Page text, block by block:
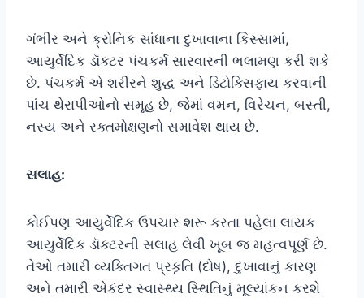
ગંભીર અને ક્રોનિક સાંધાના દુખાવાના કિસ્સામાં,
આયુર્વેદિક ડૉક્ટર પંચકર્મ સારવારની ભલામણ કરી શકે
છે. પંચકર્મ એ શરીરને શુદ્ધ અને ડિટોક્સિફાય કરવાની
પાંચ થેરાપીઓનો સમૂહ છે, જેમાં વમન, વિરેચન, બસ્તી,
નસ્ય અને રક્તમોક્ષણનો સમાવેશ થાય છે.
સલાહ:
કોઈપણ આયુર્વેદિક ઉપચાર શરૂ કરતા પહેલા લાયક
આયુર્વેદિક ડૉક્ટરની સલાહ લેવી ખૂબ જ મહત્વપૂર્ણ છે.
તેઓ તમારી વ્યક્તિગત પ્રકૃતિ (દોષ), દુખાવાનું કારણ
અને તમારી એકંદર સ્વાસ્થ્ય સ્થિતિનું મૂલ્યાંકન કરશે